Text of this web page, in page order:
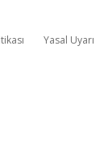
Yasal Uyarı